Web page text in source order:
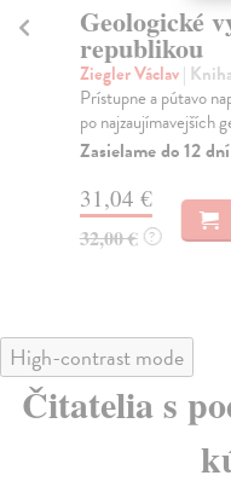
Geologické
republikou
Ziegler Václav| Kniha
Prístupne a pútavo
po najzaujímavejších
Zasielame do 12 dní
31,04 €
32,00 € ?
High-contrast mode
Čitatelia s